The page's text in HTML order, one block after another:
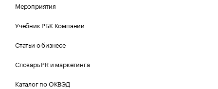
Мероприятия
Учебник РБК Компании
Статьи о бизнесе
Словарь PR и маркетинга
Каталог по ОКВЭД